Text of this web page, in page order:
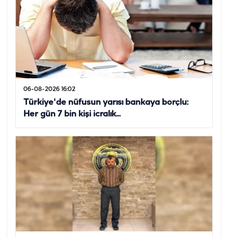
06-08-2026 16:02
Türkiye'de nüfusun yarısı bankaya borçlu:
Her gün 7 bin kişi icralık...